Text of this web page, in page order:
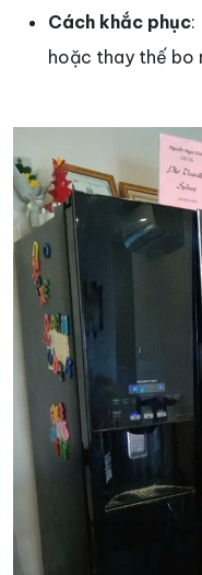
Cách khắc phục:
hoặc thay thế bo